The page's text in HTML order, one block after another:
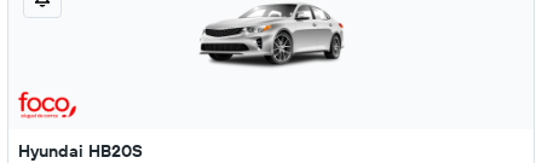
Hyundai HB20S